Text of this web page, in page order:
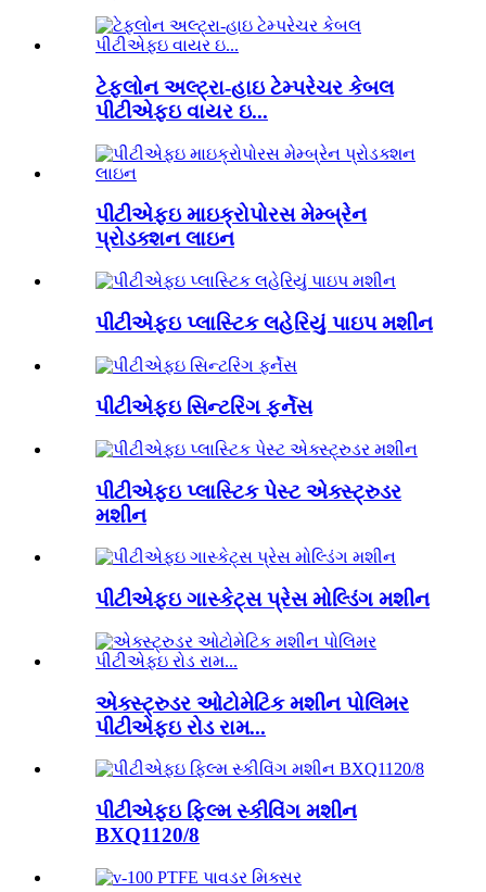
ટેફલોન અલ્ટ્રા-હાઇ ટેમ્પરેચર કેબલ
પીટીએફઇ વાયર ઇ...
પીટીએફઇ માઇક્રોપોરસ મેમ્બ્રેન
પ્રોડક્શન લાઇન
પીટીએફઇ પ્લાસ્ટિક લહેરિયું પાઇપ મશીન
પીટીએફઇ સિન્ટરિંગ ફર્નેસ
પીટીએફઇ પ્લાસ્ટિક પેસ્ટ એક્સ્ટ્રુડર
મશીન
પીટીએફઇ ગાસ્કેટ્સ પ્રેસ મોલ્ડિંગ મશીન
એક્સ્ટ્રુડર ઓટોમેટિક મશીન પોલિમર
પીટીએફઇ રોડ રામ...
પીટીએફઇ ફિલ્મ સ્કીવિંગ મશીન
BXQ1120/8